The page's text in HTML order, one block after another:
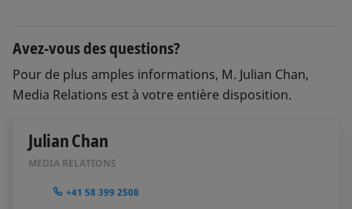
Avez-vous des questions?
Pour de plus amples informations, M. Julian Chan,
Media Relations est à votre entière disposition.
Julian Chan
MEDIA RELATIONS
+41 58 399 2508